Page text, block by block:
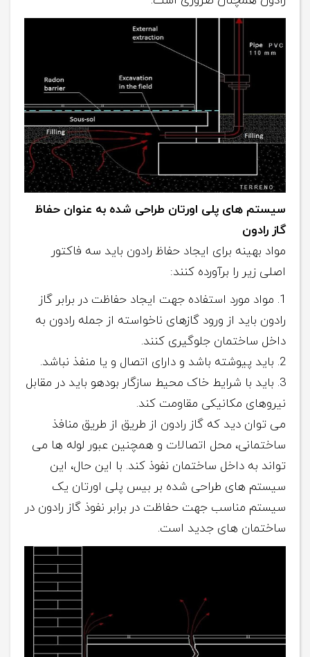
سیستم های پلی اورتان طراحی شده به عنوان حفاظ
گاز رادون
مواد بهینه برای ایجاد حفاظ رادون باید سه فاکتور
اصلی زیر را برآورده کنند:
مواد مورد استفاده جهت ایجاد حفاظت در برابر گاز
رادون باید از ورود گازهای ناخواسته از جمله رادون به
داخل ساختمان جلوگیری کنند.
باید پیوشته باشد و دارای اتصال و یا منفذ نباشد.
باید با شرایط خاک محیط سازگار بودهو باید در مقابل
نیروهای مکانیکی مقاومت کند.
می توان دید که گاز رادون از طریق از طریق منافذ
ساختمانی، محل اتصالات و همچنین عبور لوله ها می
تواند به داخل ساختمان نفوذ کند. با این حال، این
سیستم های طراحی شده بر بیس پلی اورتان یک
سیستم مناسب جهت حفاظت در برابر نفوذ گاز رادون در
ساختمان های جدید است.